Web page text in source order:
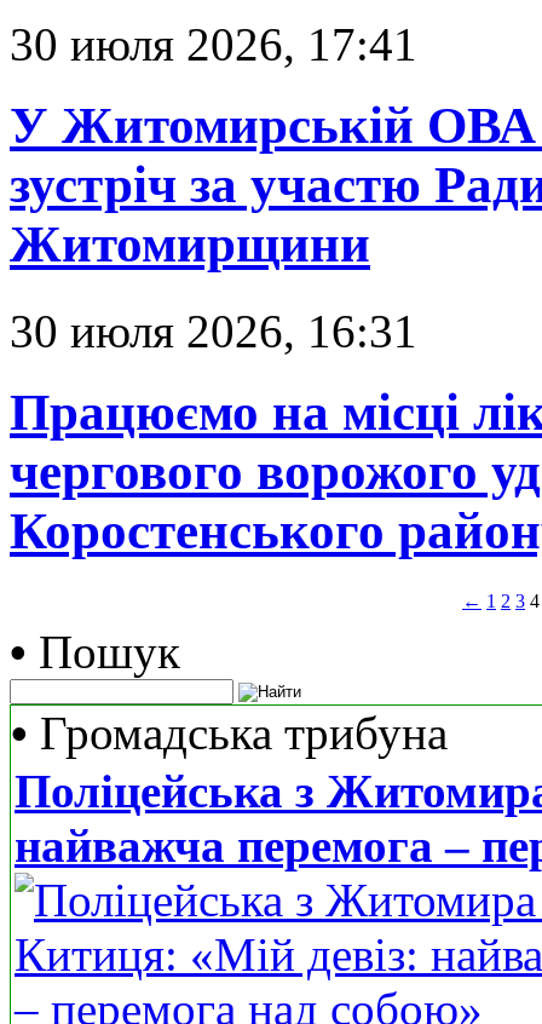
30 июля 2026, 17:41
У Житомирській ОВА
зустріч за участю
Житомирщини
30 июля 2026, 16:31
Працюємо на місці
чергового ворожого
Коростенського
← 1 2 3 4
• Пошук
• Громадська трибуна
Поліцейська з
найважча перемога –